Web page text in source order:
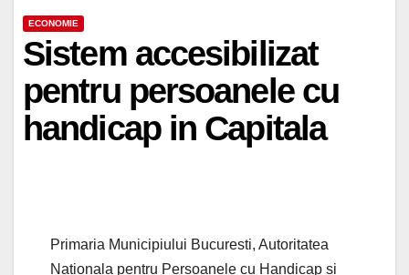
ECONOMIE
Sistem accesibilizat
pentru persoanele cu
handicap in Capitala
Primaria Municipiului Bucuresti, Autoritatea
Nationala pentru Persoanele cu Handicap si